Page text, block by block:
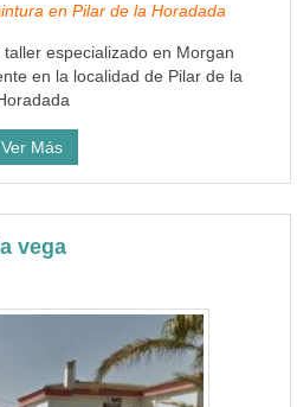
en Pilar de la Horadada
especializado en Morgan
en la localidad de Pilar de la
Ver Más
vega